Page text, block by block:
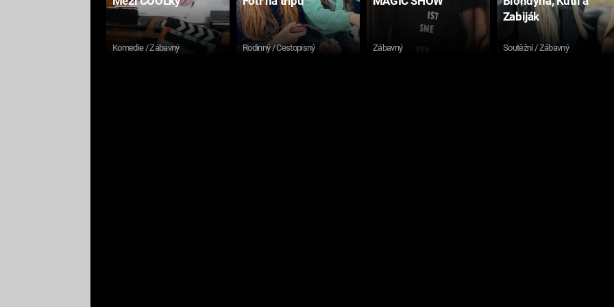
Komedie / Zábavný Rodinný / Cestopisný Zábavný
Zabiják
Soutěžní / Zábavný